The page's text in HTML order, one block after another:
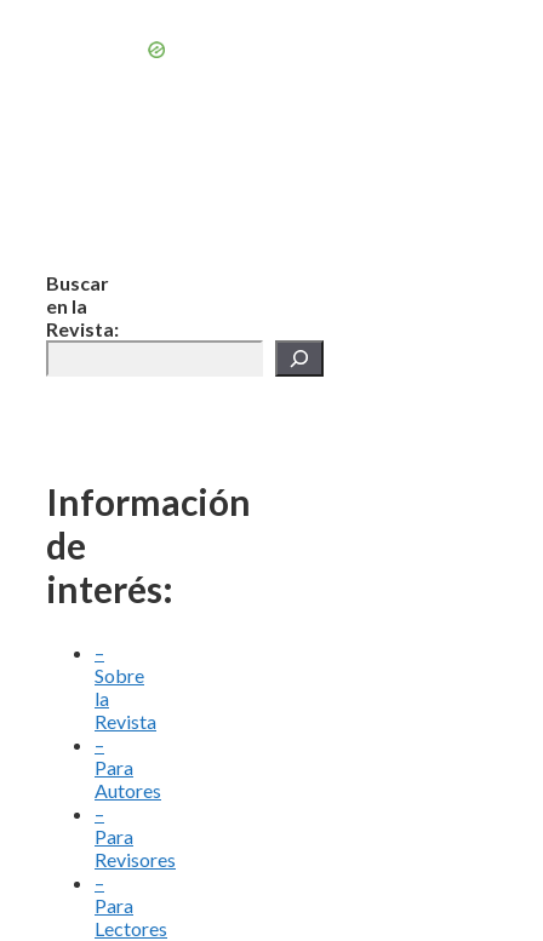
Buscar
en la
Revista:
Información
de
interés:
–
Sobre
la
Revista
–
Para
Autores
–
Para
Revisores
–
Para
Lectores